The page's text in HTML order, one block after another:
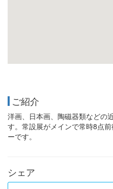
ご紹介
洋画、日本画、陶磁器類などの
す。常設展がメインで常時8点
ーです。
シェア